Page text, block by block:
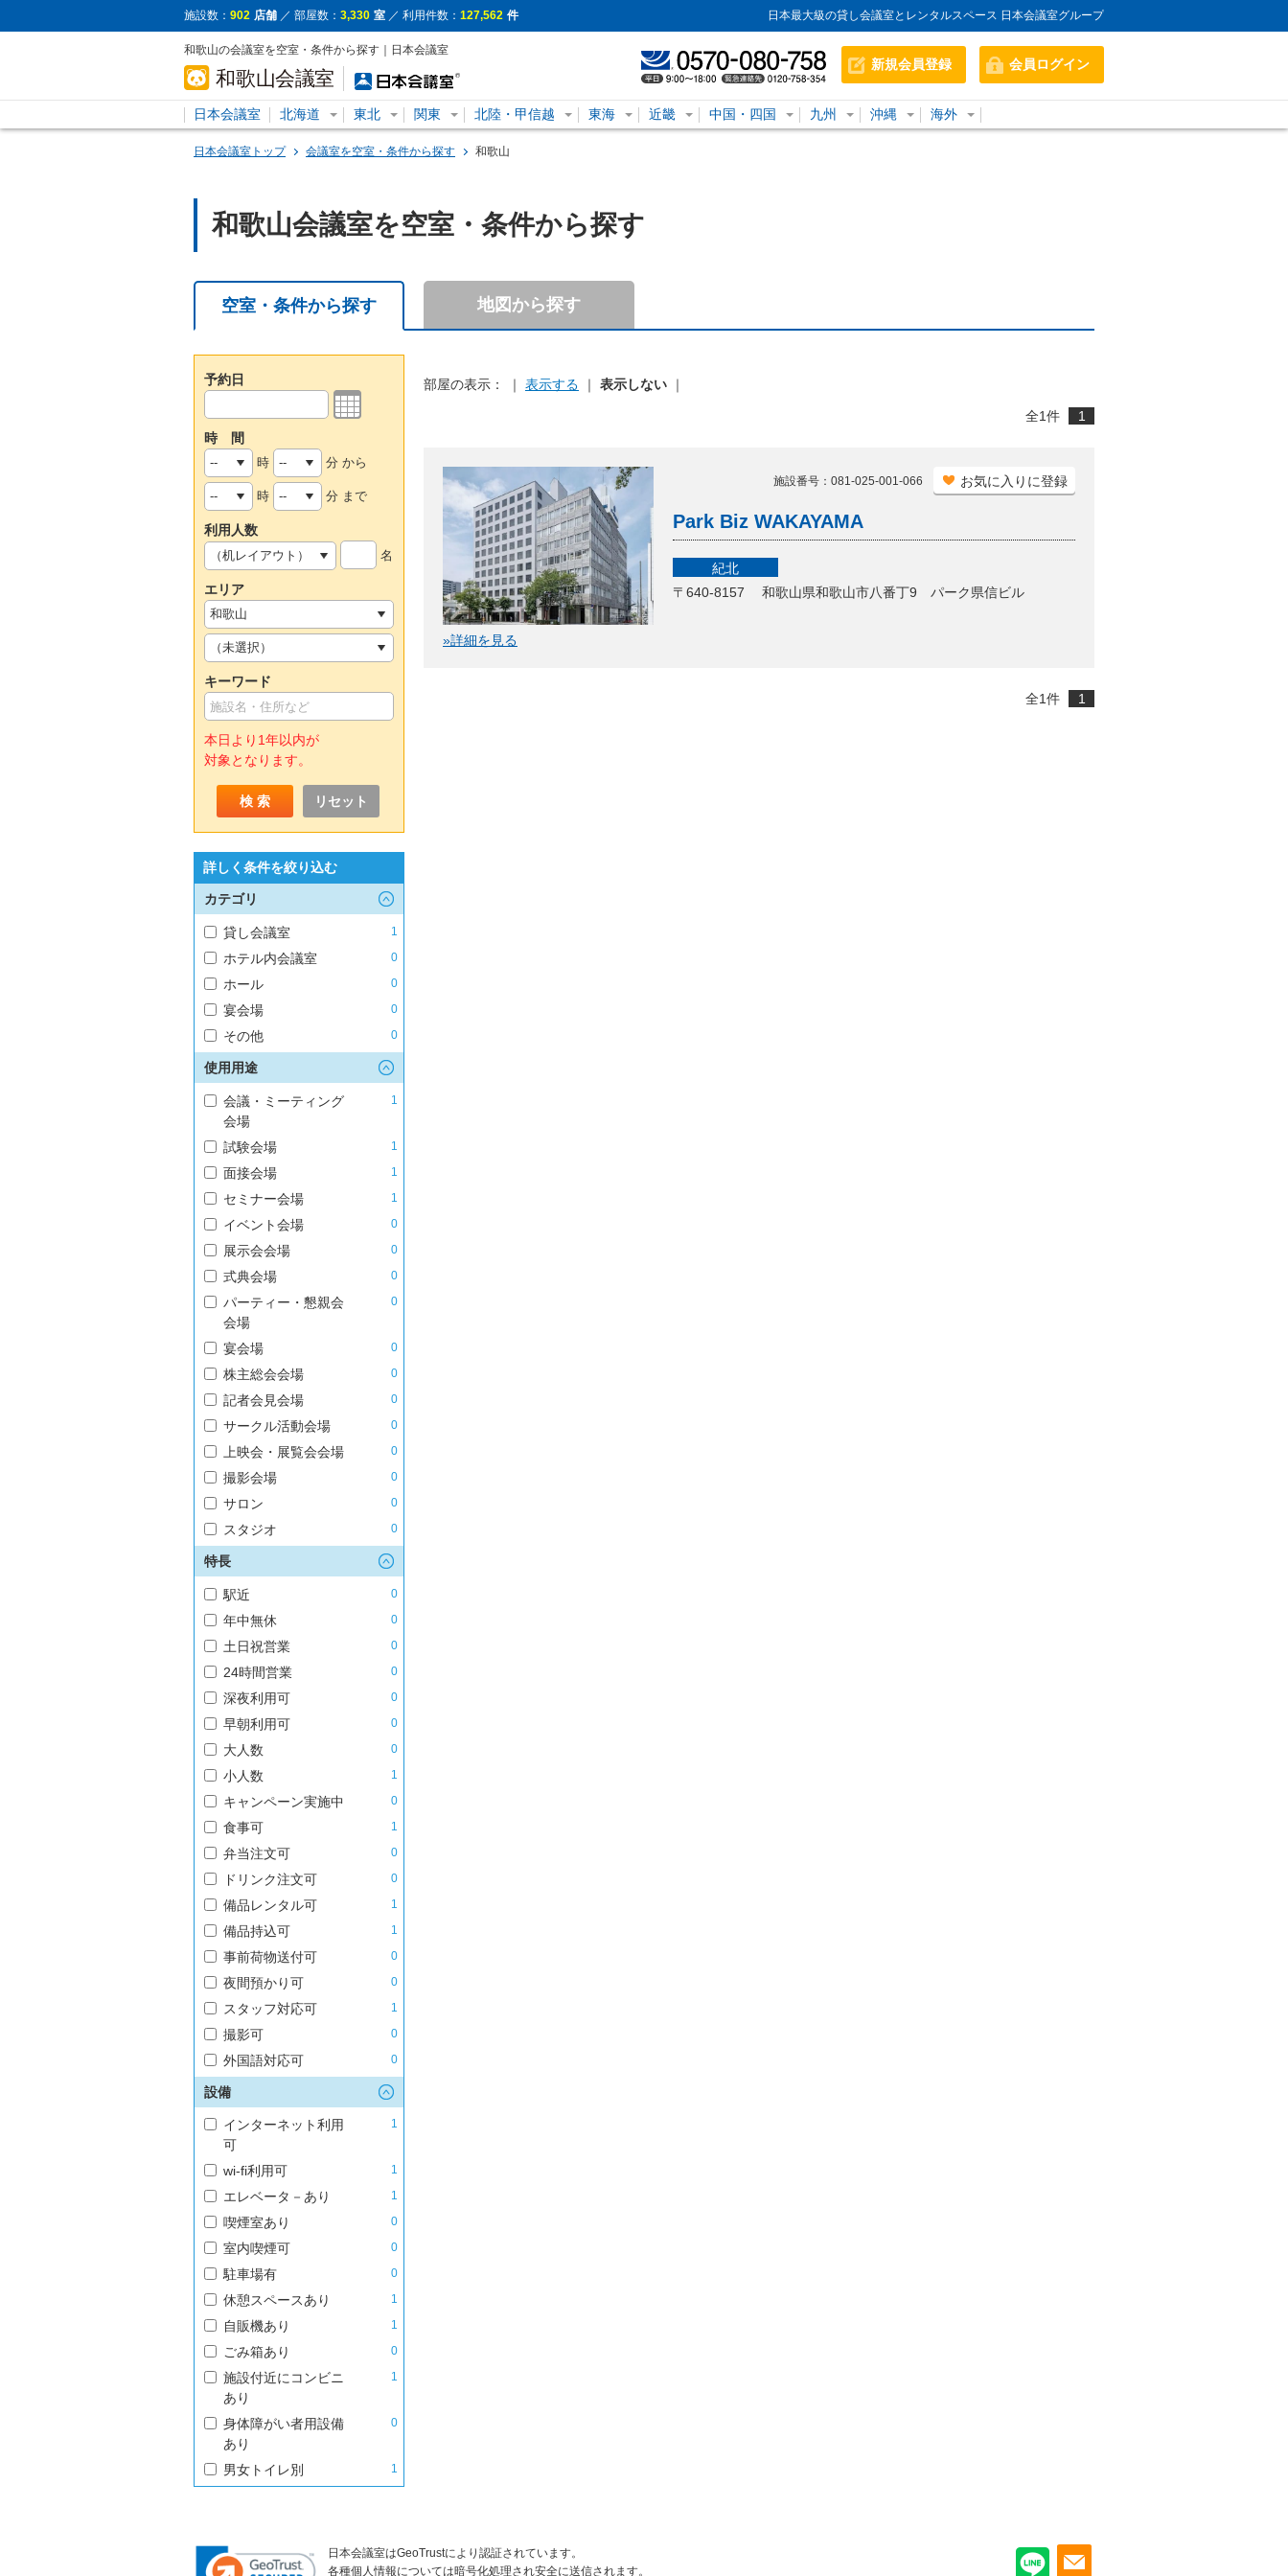
施設数： 902 店舗 ／ 部屋数： 3,330 室 ／ 利用件数： 127,562 件 日本最大級の貸し会議室とレンタルスペース 日本会議室グループ
和歌山の会議室を空室・条件から探す｜日本会議室
新規会員登録 会員ログイン
日本会議室 北海道 東北 関東 北陸・甲信越 東海 近畿 中国・四国 九州 沖縄 海外
日本会議室トップ 会議室を空室・条件から探す 和歌山
和歌山会議室を空室・条件から探す
空室・条件から探す 地図から探す
予約日
時 間
時 分 から
時 分 まで
利用人数
名
エリア
キーワード
本日より1年以内が
対象となります。
リセット
詳しく条件を絞り込む
カテゴリ
貸し会議室 1
ホテル内会議室 0
ホール 0
宴会場 0
その他 0
使用用途
会議・ミーティング
会場
1
試験会場 1
面接会場 1
セミナー会場 1
イベント会場 0
展示会会場 0
式典会場 0
パーティー・懇親会
会場
0
宴会場 0
株主総会会場 0
記者会見会場 0
サークル活動会場 0
上映会・展覧会会場 0
撮影会場 0
サロン 0
スタジオ 0
特長
駅近 0
年中無休 0
土日祝営業 0
24時間営業 0
深夜利用可 0
早朝利用可 0
大人数 0
小人数 1
キャンペーン実施中 0
食事可 1
弁当注文可 0
ドリンク注文可 0
備品レンタル可 1
備品持込可 1
事前荷物送付可 0
夜間預かり可 0
スタッフ対応可 1
撮影可 0
外国語対応可 0
設備
インターネット利用
可
1
wi-fi利用可 1
エレベータ－あり 1
喫煙室あり 0
室内喫煙可 0
駐車場有 0
休憩スペースあり 1
自販機あり 1
ごみ箱あり 0
施設付近にコンビニ
あり
1
身体障がい者用設備
あり
0
男女トイレ別 1
部屋の表示： ｜ 表示する ｜ 表示しない ｜
全1件 1
»詳細を見る
施設番号：081-025-001-066 お気に入りに登録
Park Biz WAKAYAMA
紀北
〒640-8157 和歌山県和歌山市八番丁9 パーク県信ビル
全1件 1
日本会議室はGeoTrustにより認証されています。
各種個人情報については暗号化処理され安全に送信されます。